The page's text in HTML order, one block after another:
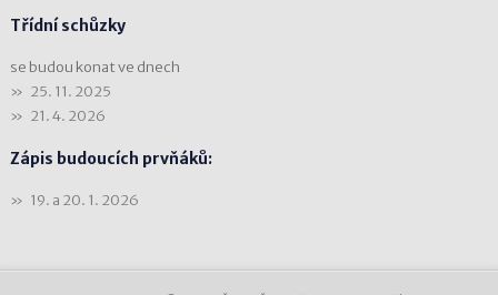
Třídní schůzky
se budou konat ve dnech
25. 11. 2025
21. 4. 2026
Zápis budoucích prvňáků:
19. a 20. 1. 2026